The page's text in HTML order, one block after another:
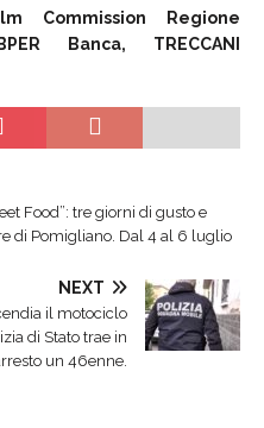
Commission Regione
Banca, TRECCANI
Food”: tre giorni di gusto e
di Pomigliano. Dal 4 al 6 luglio
NEXT
il motociclo
di Stato trae in
un 46enne.